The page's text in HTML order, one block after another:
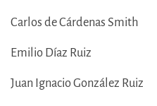
Carlos de Cárdenas Smith
Emilio Díaz Ruiz
Juan Ignacio González Ruiz